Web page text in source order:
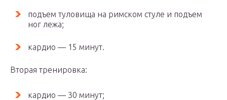
подъем туловища на римском стуле и подъем
ног лежа;
кардио — 15 минут.
Вторая тренировка:
кардио — 30 минут;